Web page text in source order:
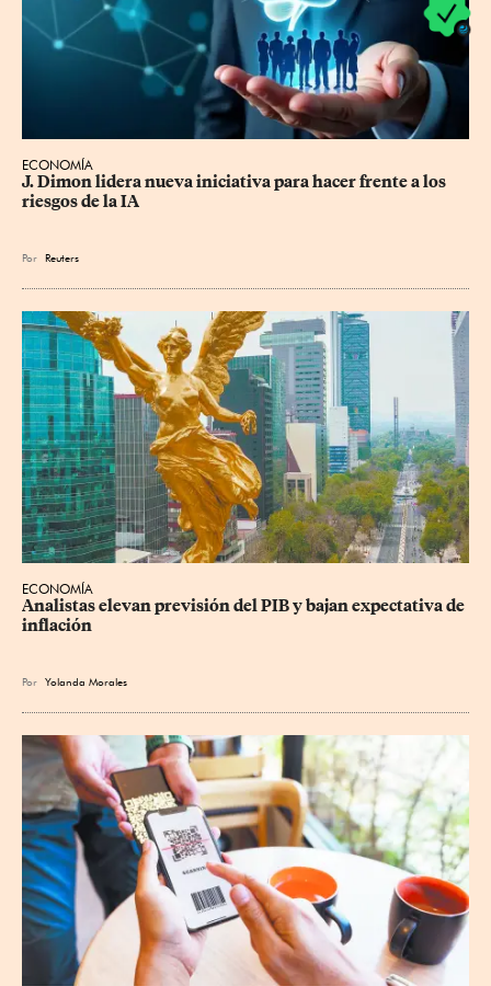
ECONOMÍA
J. Dimon lidera nueva iniciativa para hacer frente a los
riesgos de la IA
Por Reuters
ECONOMÍA
Analistas elevan previsión del PIB y bajan expectativa de
inflación
Por Yolanda Morales